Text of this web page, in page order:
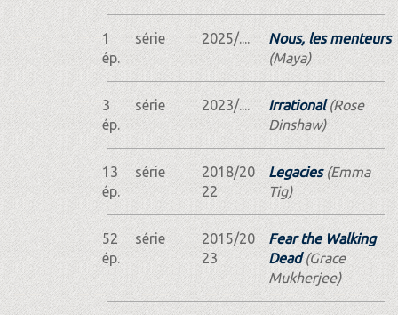
1
ép.
série 2025/....
Nous, les menteurs
(Maya)
3
ép.
série 2023/.... Irrational(Rose
Dinshaw)
13
ép.
série
2018/20
22
Legacies(Emma
Tig)
52
ép.
série
2015/20
23
Fear the Walking
Dead(Grace
Mukherjee)